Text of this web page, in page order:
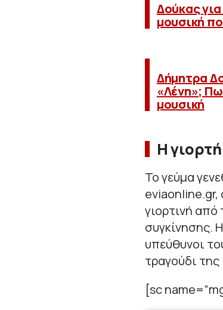
Δούκας
μουσική
Δήμητρα
«Λένη»;
μουσική
Η
Το γεύμα
eviaonline.gr,
γιορτινή από
συγκίνησης.
υπεύθυνοι
τραγούδι της
[sc